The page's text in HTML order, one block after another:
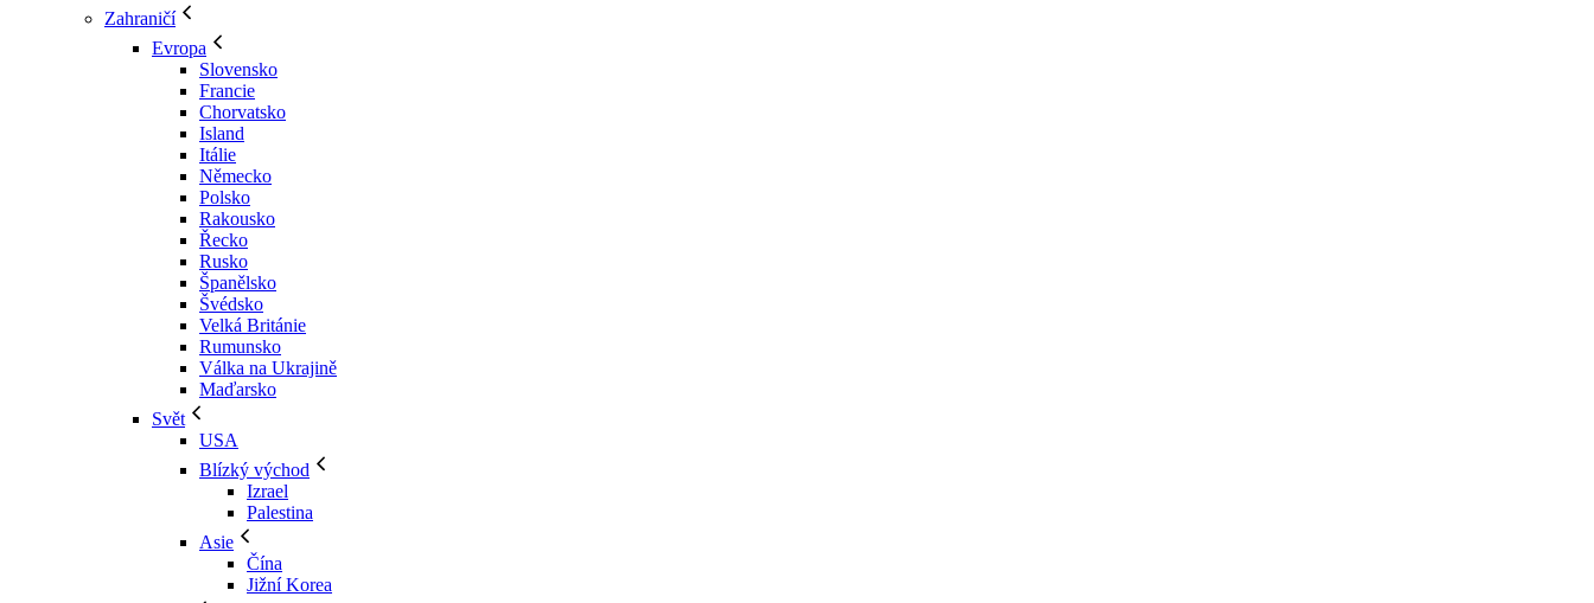
Zahraničí
Evropa
Slovensko
Francie
Chorvatsko
Island
Itálie
Německo
Polsko
Rakousko
Řecko
Rusko
Španělsko
Švédsko
Velká Británie
Rumunsko
Válka na Ukrajině
Maďarsko
Svět
USA
Blízký východ
Izrael
Palestina
Asie
Čína
Jižní Korea